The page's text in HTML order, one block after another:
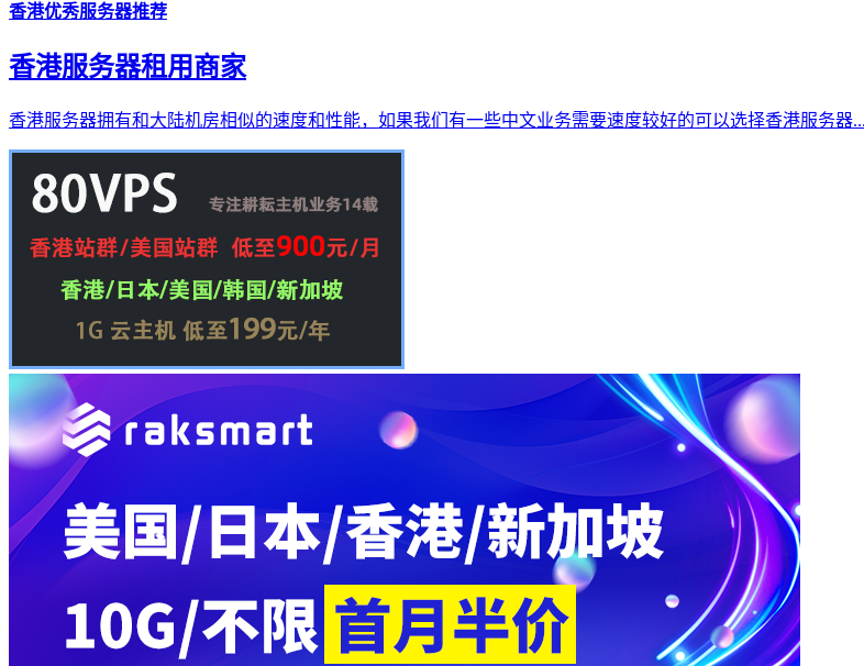
香港优秀服务器推荐
香港服务器租用商家
香港服务器拥有和大陆机房相似的速度和性能，如果我们有一些中文业务需要速度较好的可以选择香港服务器...